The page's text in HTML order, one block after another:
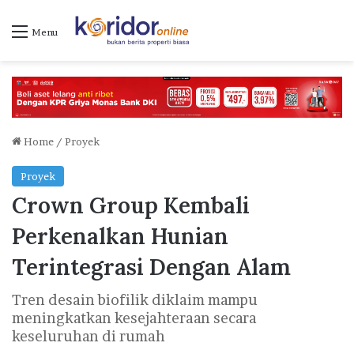
Menu
Home / Proyek
Proyek
Crown Group Kembali
Perkenalkan Hunian
Terintegrasi Dengan Alam
Tren desain biofilik diklaim mampu
meningkatkan kesejahteraan secara
keseluruhan di rumah